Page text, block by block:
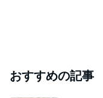
おすすめの記事